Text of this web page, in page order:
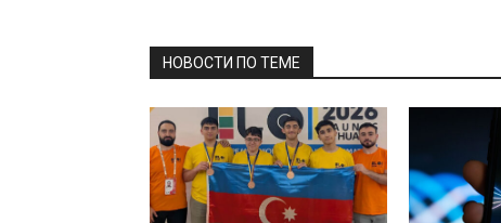
НОВОСТИ ПО ТЕМЕ